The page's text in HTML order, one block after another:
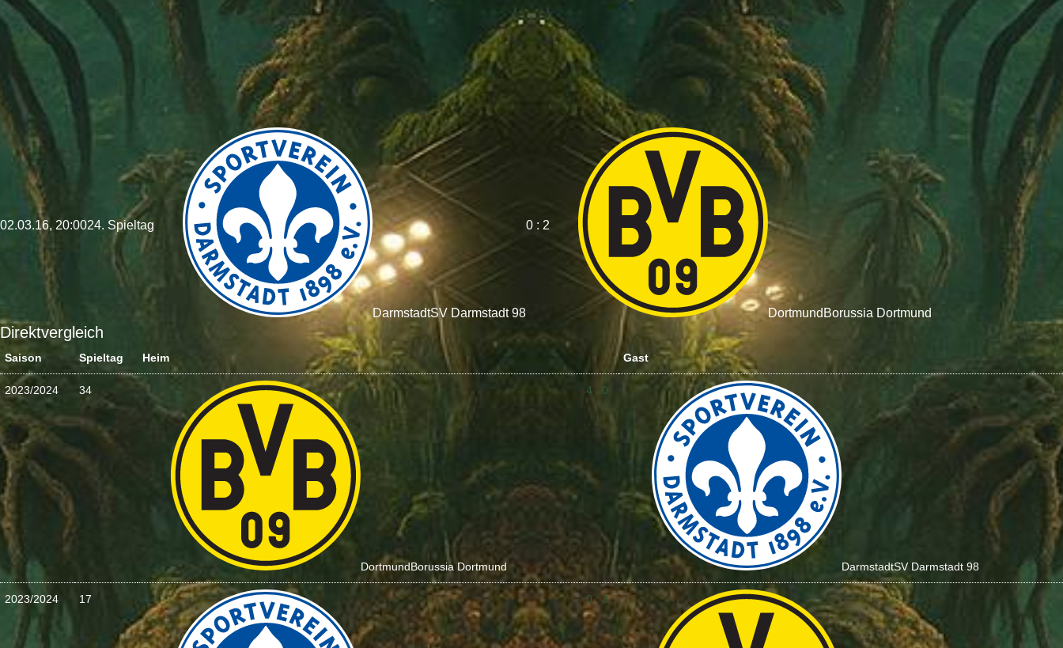
02.03.16, 20:0024. Spieltag
DarmstadtSV Darmstadt 98
0 : 2
Dortmund Borussia Dortmund
Direktvergleich
Saison Spieltag Heim Gast
2023/2024 34
DortmundBorussia Dortmund
4 : 0
DarmstadtSV Darmstadt 98
2023/2024 17 0 : 3